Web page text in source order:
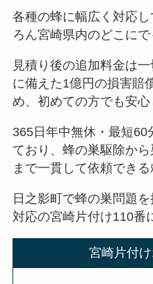
各種の蜂に幅広く対応
ろん宮崎県内のどこにで
見積り後の追加料金は
に備えた1億円の損害賠
め、初めての方でも安心
365日年中無休・最短60
ており、蜂の巣駆除か
まで一貫して依頼できる
日之影町で蜂の巣問題
対応の宮崎片付け110番
宮崎片付